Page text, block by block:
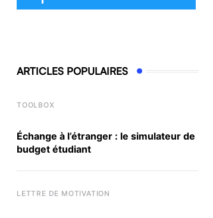
ARTICLES POPULAIRES
TOOLBOX
Échange à l’étranger : le simulateur de
budget étudiant
LETTRE DE MOTIVATION